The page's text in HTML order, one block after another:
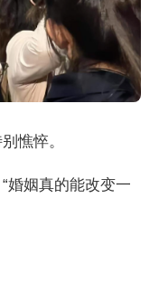
憔悴。
婚姻真的能改变一